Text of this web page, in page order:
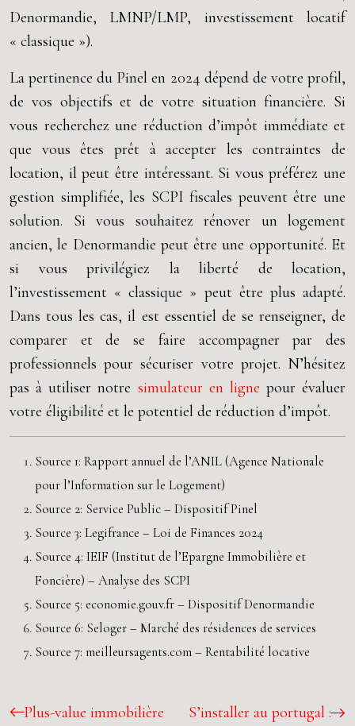
Denormandie, LMNP/LMP, investissement locatif
« classique »).
La pertinence du Pinel en 2024 dépend de votre profil,
de vos objectifs et de votre situation financière. Si
vous recherchez une réduction d’impôt immédiate et
que vous êtes prêt à accepter les contraintes de
location, il peut être intéressant. Si vous préférez une
gestion simplifiée, les SCPI fiscales peuvent être une
solution. Si vous souhaitez rénover un logement
ancien, le Denormandie peut être une opportunité. Et
si vous privilégiez la liberté de location,
l’investissement « classique » peut être plus adapté.
Dans tous les cas, il est essentiel de se renseigner, de
comparer et de se faire accompagner par des
professionnels pour sécuriser votre projet. N’hésitez
pas à utiliser notre simulateur en ligne pour évaluer
votre éligibilité et le potentiel de réduction d’impôt.
Source 1: Rapport annuel de l’ANIL (Agence Nationale
pour l’Information sur le Logement)
Source 2: Service Public – Dispositif Pinel
Source 3: Legifrance – Loi de Finances 2024
Source 4: IEIF (Institut de l’Epargne Immobilière et
Foncière) – Analyse des SCPI
Source 5: economie.gouv.fr – Dispositif Denormandie
Source 6: Seloger – Marché des résidences de services
Source 7: meilleursagents.com – Rentabilité locative
Plus-value immobilière
S’installer au portugal :